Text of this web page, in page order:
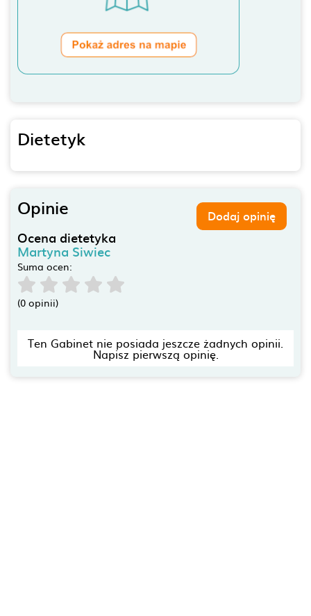
Dietetyk
Opinie Dodaj opinię
Ocena dietetyka
Martyna Siwiec
Suma ocen:
(0 opinii)
Ten Gabinet nie posiada jeszcze żadnych opinii.
Napisz pierwszą opinię.